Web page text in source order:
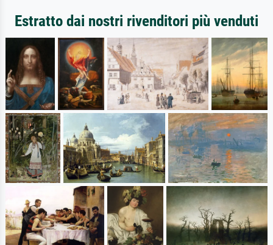
Estratto dai nostri rivenditori più venduti